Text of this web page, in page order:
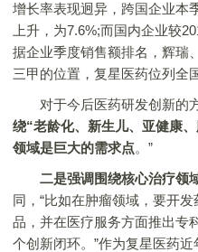
增长率表现迥异，跨国企业本
上升，为7.6%;而国内企业较
据企业季度销售额排名，辉瑞
三甲的位置，复星医药位列全
对于今后医药研发创新的方
绕“老龄化、新生儿、亚健康
领域是巨大的需求点。”
二是强调围绕核心治疗领
同，“比如在肿瘤领域，要开
品，并在医疗服务方面推出专
个创新闭环。”作为复星医药